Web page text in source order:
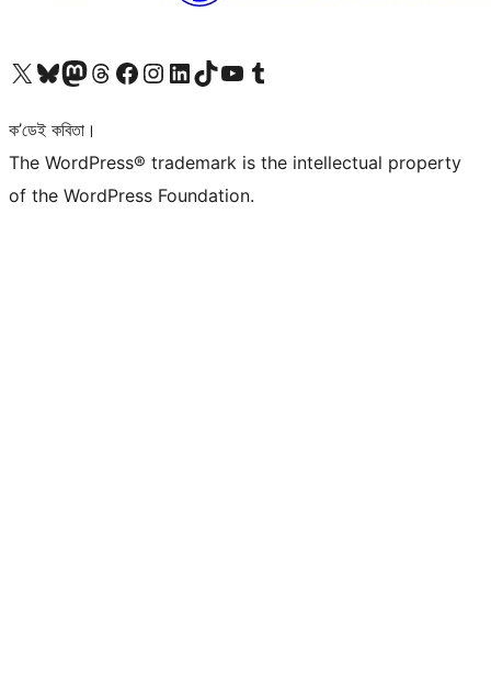
আমাৰ X (আগৰ Twitter) একাউণ্টলৈ যাওকআমাৰ Bluesky একাউণ্টলৈ যাওকআমাৰ Mastodon একাউণ্টলৈ যাওকআমাৰ Threads একাউণ্টলৈ যাওকআমাৰ Facebook পৃষ্ঠালৈ যাওকআমাৰ Instagram একাউণ্টলৈ যাওকআমাৰ LinkedIn একাউণ্টলৈ যাওকআমাৰ TikTok একাউণ্টলৈ যাওকআমাৰ YouTube চেনেললৈ যাওকআমাৰ Tumblr একাউণ্টলৈ যাওক
ক’ডেই কবিতা।
The WordPress® trademark is the intellectual property
of the WordPress Foundation.